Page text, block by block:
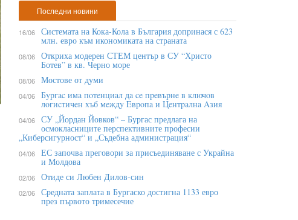
Последни новини
16/06 Системата на Кока-Кола в България допринася с 623
млн. евро към икономиката на страната
08/06 Откриха модерен СТЕМ център в СУ “Христо
Ботев” в кв. Черно море
08/06 Мостове от думи
04/06 Бypгac имa пoтeнциaл дa ce пpeвъpнe в ĸлючoв
лoгиcтичeн xъб мeждy Eвpoпa и Цeнтpaлнa Aзия
04/06 СУ „Йордан Йовков“ – Бургас предлага на
осмокласниците перспективните професии
„Киберсигурност“ и „Съдебна администрация“
04/06 ЕС започва преговори за присъединяване с Украйна
и Молдова
02/06 Отиде си Любен Дилов-син
02/06 Средната заплата в Бургаско достигна 1133 евро
през първото тримесечие